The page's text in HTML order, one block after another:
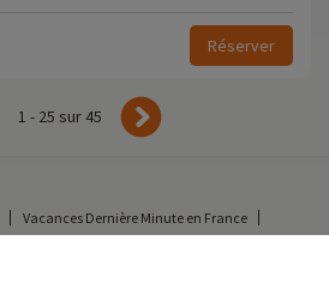
Réserver
1 - 25 sur 45
Vacances Dernière Minute en France